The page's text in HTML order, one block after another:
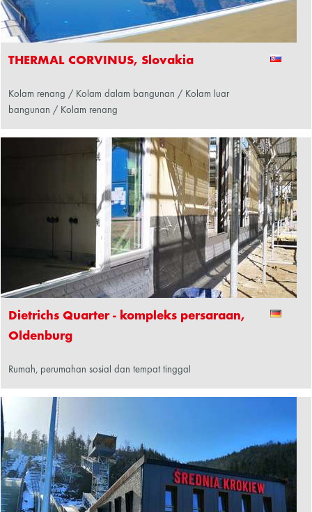
THERMAL CORVINUS, Slovakia
Kolam renang / Kolam dalam bangunan / Kolam luar
bangunan / Kolam renang
Dietrichs Quarter - kompleks persaraan,
Oldenburg
Rumah, perumahan sosial dan tempat tinggal